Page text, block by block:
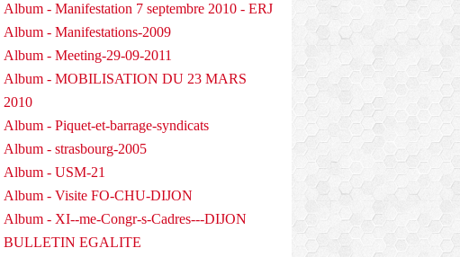
Album - Manifestation 7 septembre 2010 - ERJ
Album - Manifestations-2009
Album - Meeting-29-09-2011
Album - MOBILISATION DU 23 MARS
2010
Album - Piquet-et-barrage-syndicats
Album - strasbourg-2005
Album - USM-21
Album - Visite FO-CHU-DIJON
Album - XI--me-Congr-s-Cadres---DIJON
BULLETIN EGALITE